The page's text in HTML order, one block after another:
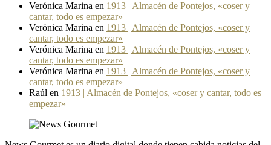
Verónica Marina en 1913 | Almacén de Pontejos, «coser y
cantar, todo es empezar»
Verónica Marina en 1913 | Almacén de Pontejos, «coser y
cantar, todo es empezar»
Verónica Marina en 1913 | Almacén de Pontejos, «coser y
cantar, todo es empezar»
Verónica Marina en 1913 | Almacén de Pontejos, «coser y
cantar, todo es empezar»
Raúl en 1913 | Almacén de Pontejos, «coser y cantar, todo es
empezar»